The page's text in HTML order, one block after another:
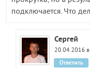
подключается. Что
Сергей
20.04.2016 в
Ответить